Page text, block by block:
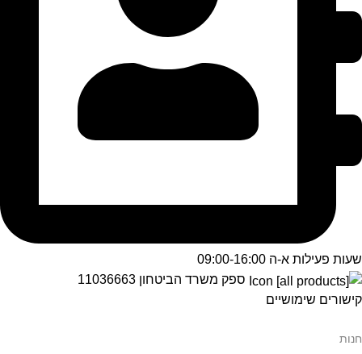
שעות פעילות א-ה 09:00-16:00
ספק משרד הביטחון 11036663
קישורים שימושיים
חנות